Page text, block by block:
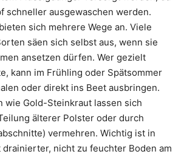
schneller ausgewaschen werden.
bieten sich mehrere Wege an. Viele
säen sich selbst aus, wenn sie
ansetzen dürfen. Wer gezielt
kann im Frühling oder Spätsommer
oder direkt ins Beet ausbringen.
wie Gold-Steinkraut lassen sich
älterer Polster oder durch
vermehren. Wichtig ist in
drainierter, nicht zu feuchter Boden am